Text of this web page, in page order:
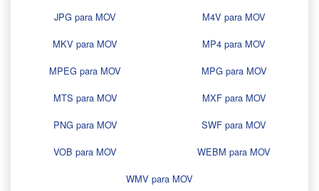
JPG para MOV
M4V para MOV
MKV para MOV
MP4 para MOV
MPEG para MOV
MPG para MOV
MTS para MOV
MXF para MOV
PNG para MOV
SWF para MOV
VOB para MOV
WEBM para MOV
WMV para MOV